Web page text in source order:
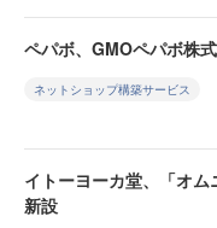
ペパボ、GMOペパボ株
ネットショップ構築サービス
イトーヨーカ堂、「オ
新設